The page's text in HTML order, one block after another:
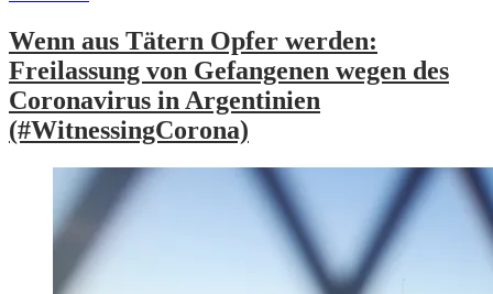
Wenn aus Tätern Opfer werden:
Freilassung von Gefangenen wegen des
Coronavirus in Argentinien
(#WitnessingCorona)